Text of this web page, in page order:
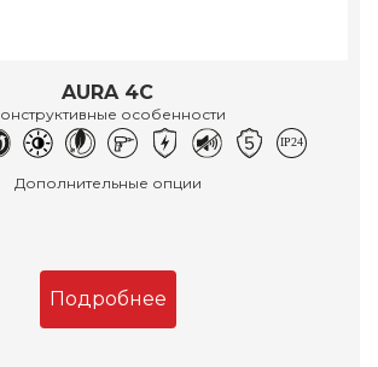
AURA 4C
особенности
Дополнительные опции
Подробнее